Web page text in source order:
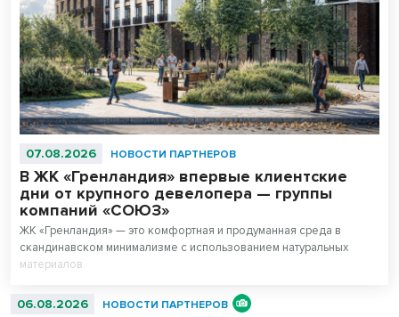
07.08.2026 НОВОСТИ ПАРТНЕРОВ
В ЖК «Гренландия» впервые клиентские
дни от крупного девелопера — группы
компаний «СОЮЗ»
ЖК «Гренландия» — это комфортная и продуманная среда в
скандинавском минимализме с использованием натуральных
материалов.
06.08.2026 НОВОСТИ ПАРТНЕРОВ